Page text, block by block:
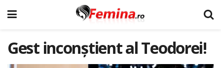
Gest inconştient al Teodorei!